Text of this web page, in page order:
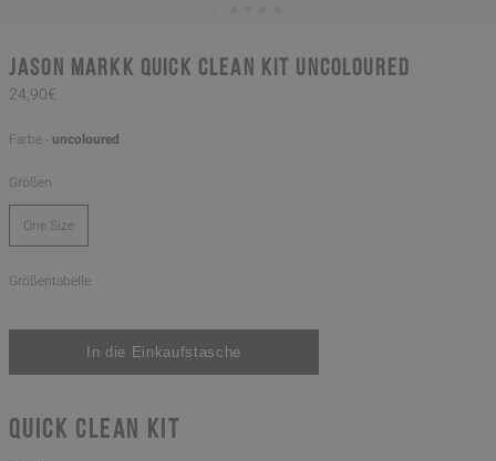
Jason Markk quick clean kit uncoloured
24,90€
Farbe - uncoloured
Größen
One Size
Größentabelle
QUICK CLEAN KIT